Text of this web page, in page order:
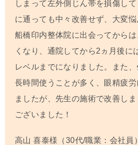
しまって左外側じん帯を損傷し
に通っても中々改善せず、大変
船橋印内整体院に出会ってから
くなり、通院してから2ヵ月後に
レベルまでになりました。また
長時間使うことが多く、眼精疲
ましたが、先生の施術で改善し
ございました！
高山 喜泰様（30代/職業：会社員）